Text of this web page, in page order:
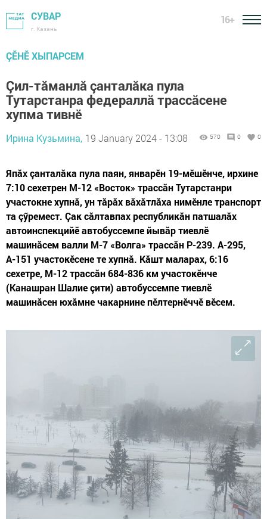
СУВАР
г. Казань
16+
ÇӖНӖ ХЫПАРСЕМ
Çил-тăманлă çанталăка пула
Тутарстанра федераллă трассăсене
хупма тивнӗ
Ирина Кузьмина, 19 January 2024 - 13:08 570 0 0
Япăх çанталăка пула паян, январӗн 19-мӗшӗнче, ирхине
7:10 сехетрен М-12 «Восток» трассăн Тутарстанри
участокне хупнă, ун тăрăх вăхăтлăха нимӗнле транспорт
та çӳремест. Çак сăлтавпах республикăн патшалăх
автоинспекцийӗ автобуссемпе йывăр тиевлӗ
машинăсем валли М-7 «Волга» трассăн Р-239. А-295,
А-151 участокӗсене те хупнă. Кăшт маларах, 6:16
сехетре, М-12 трассăн 684-836 км участокӗнче
(Канашран Шалие çити) автобуссемпе тиевлӗ
машинăсен юхăмне чакарнине пӗлтернӗччӗ вӗсем.